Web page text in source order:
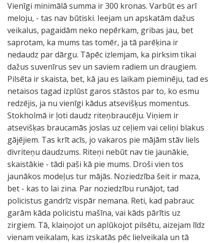
Vienīgi minimālā summa ir 300 kronas. Varbūt es arī
meloju, - tas nav būtiski. Ieejam un apskatām dažus
veikalus, pagaidām neko nepērkam, gribas jau, bet
saprotam, ka mums tas tomēr, ja tā parēķina ir
nedaudz par dārgu. Tāpēc izlemjam, ka pirksim tikai
dažus suvenīrus sev un saviem radiem un draugiem.
Pilsēta ir skaista, bet, kā jau es laikam pieminēju, tad es
netaisos tagad izplūst garos stāstos par to, ko esmu
redzējis, ja nu vienīgi kādus atsevišķus momentus.
Stokholmā ir ļoti daudz riteņbraucēju. Viņiem ir
atsevišķas braucamās joslas uz ceļiem vai celiņi blakus
gājējiem. Tas krīt acīs, jo vakaros pie mājām stāv liels
divriteņu daudzums. Riteņi nebūt nav tie jaunākie,
skaistākie - tādi paši kā pie mums. Droši vien tos
jaunākos modeļus tur mājās. Noziedzība šeit ir maza,
bet - kas to lai zina. Par noziedzību runājot, tad
policistus gandrīz vispār nemana. Reti, kad pabrauc
garām kāda policistu mašīna, vai kāds pārītis uz
zirgiem. Tā, klaiņojot un aplūkojot pilsētu, aizejam līdz
vienam veikalam, kas izskatās pēc lielveikala un tā